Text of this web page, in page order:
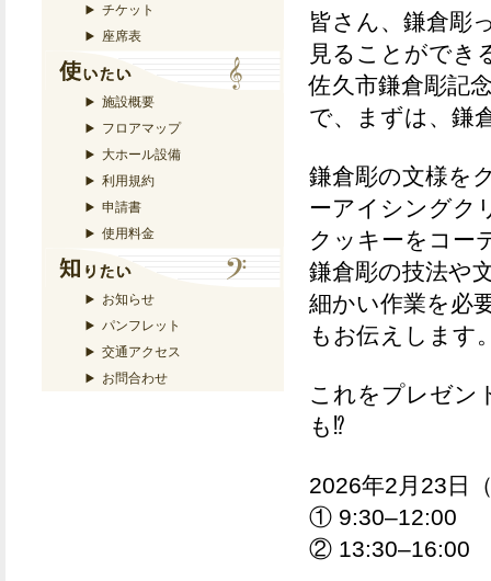
チケット
座席表
施設概要
フロアマップ
大ホール設備
利用規約
申請書
使用料金
お知らせ
パンフレット
交通アクセス
お問合わせ
皆さん、鎌倉彫
見ることができ
佐久市鎌倉彫記
で、まずは、鎌
鎌倉彫の文様を
ーアイシングク
クッキーをコー
鎌倉彫の技法や
細かい作業を必
もお伝えします
これをプレゼン
も⁉
2026年2月23日
① 9:30–12:00
② 13:30–16:00